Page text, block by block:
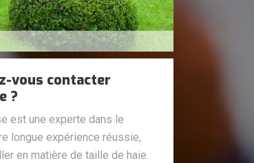
vous contacter
?
est une experte dans le
longue expérience réussie,
en matière de taille de haie.